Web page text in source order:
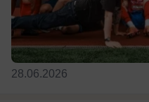
28.06.2026